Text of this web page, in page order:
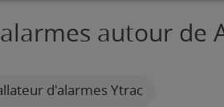
autour de
d'alarmes Ytrac